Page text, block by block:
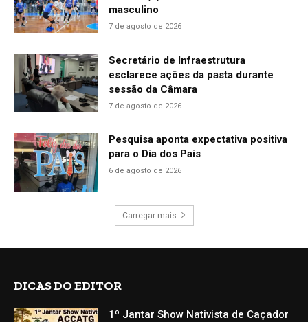
masculino
7 de agosto de 2026
Secretário de Infraestrutura
esclarece ações da pasta durante
sessão da Câmara
7 de agosto de 2026
Pesquisa aponta expectativa positiva
para o Dia dos Pais
6 de agosto de 2026
Carregar mais
DICAS DO EDITOR
1º Jantar Show Nativista de Caçador